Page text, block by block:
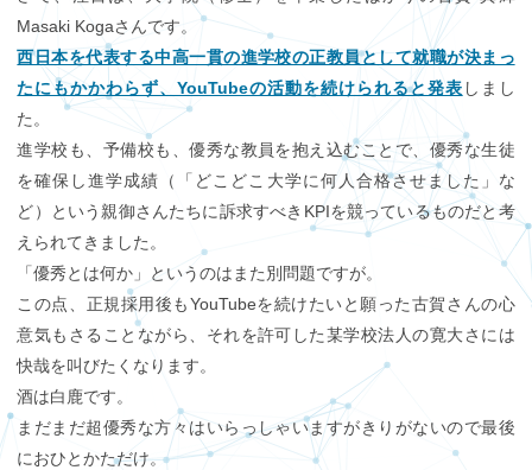
Masaki Kogaさんです。
西日本を代表する中高一貫の進学校の正教員として就職が決まっ
たにもかかわらず、YouTubeの活動を続けられると発表 しまし
た。
進学校も、予備校も、優秀な教員を抱え込むことで、優秀な生徒
を確保し進学成績（「どこどこ大学に何人合格させました」な
ど）という親御さんたちに訴求すべきKPIを競っているものだと考
えられてきました。
「優秀とは何か」というのはまた別問題ですが。
この点、正規採用後もYouTubeを続けたいと願った古賀さんの心
意気もさることながら、それを許可した某学校法人の寛大さには
快哉を叫びたくなります。
酒は白鹿です。
まだまだ超優秀な方々はいらっしゃいますがきりがないので最後
におひとかただけ。